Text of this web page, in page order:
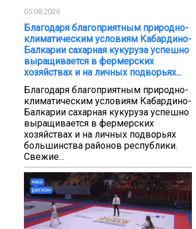
05.08.2026
Благодаря благоприятным природно-
климатическим условиям Кабардино-
Балкарии сахарная кукуруза успешно
выращивается в фермерских
хозяйствах и на личных подворьях...
Благодаря благоприятным природно-
климатическим условиям Кабардино-
Балкарии сахарная кукуруза успешно
выращивается в фермерских
хозяйствах и на личных подворьях
большинства районов республики.
Свежие...